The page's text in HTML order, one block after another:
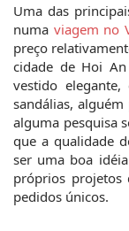
Uma das
numa viagem no
preço
cidade de Hoi
vestido
sandálias,
alguma pesquisa
que a qualidade
ser uma boa
próprios projetos
pedidos únicos.